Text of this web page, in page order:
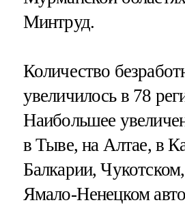
Минтруд.
Количество
увеличилось в 78
Наибольшее
в Тыве, на Алтае, в
Балкарии,
Ямало-Ненецком